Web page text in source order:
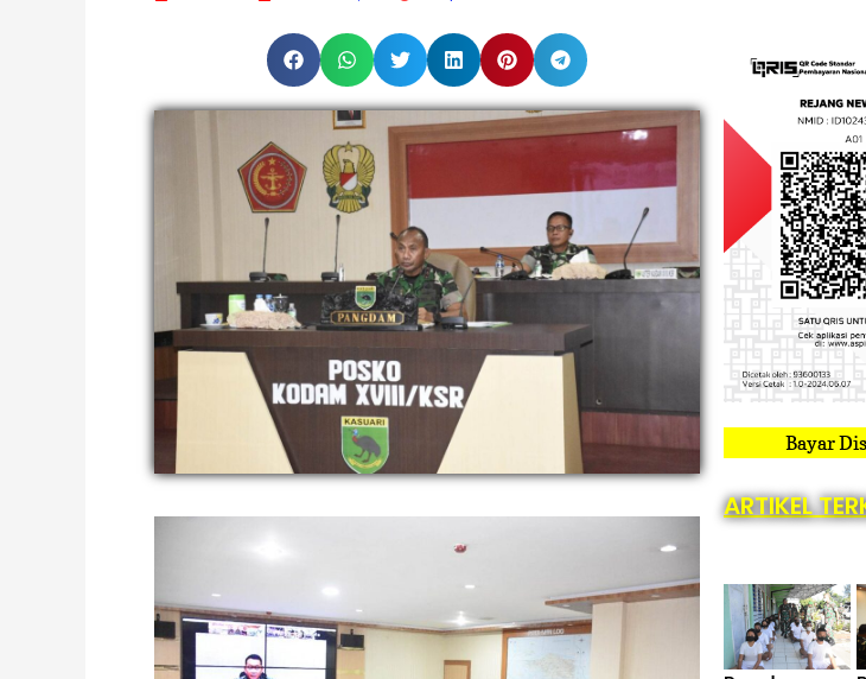
Bayar
ARTIKEL